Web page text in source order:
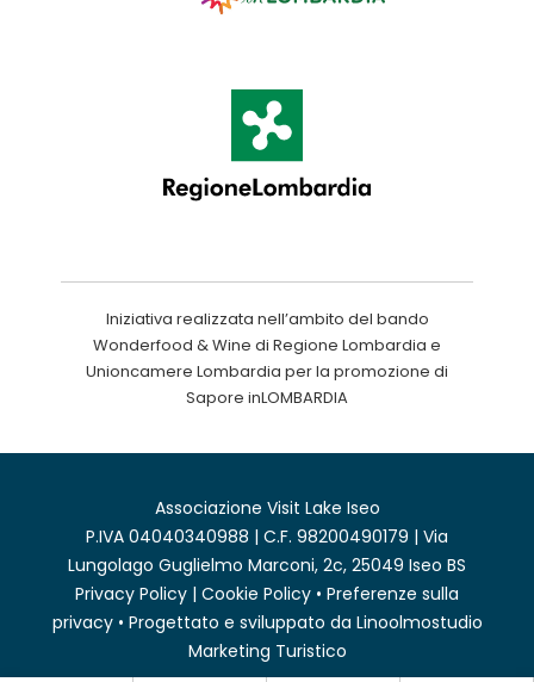
Iniziativa realizzata nell’ambito del bando
Wonderfood & Wine di Regione Lombardia e
Unioncamere Lombardia per la promozione di
Sapore inLOMBARDIA
Associazione Visit Lake Iseo
P.IVA 04040340988 | C.F. 98200490179 | Via
Lungolago Guglielmo Marconi, 2c, 25049 Iseo BS
Privacy Policy | Cookie Policy • Preferenze sulla
privacy• Progettato e sviluppato da Linoolmostudio
Marketing Turistico